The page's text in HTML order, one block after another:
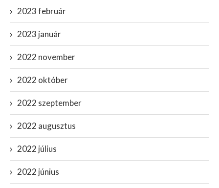
2023 február
2023 január
2022 november
2022 október
2022 szeptember
2022 augusztus
2022 július
2022 június